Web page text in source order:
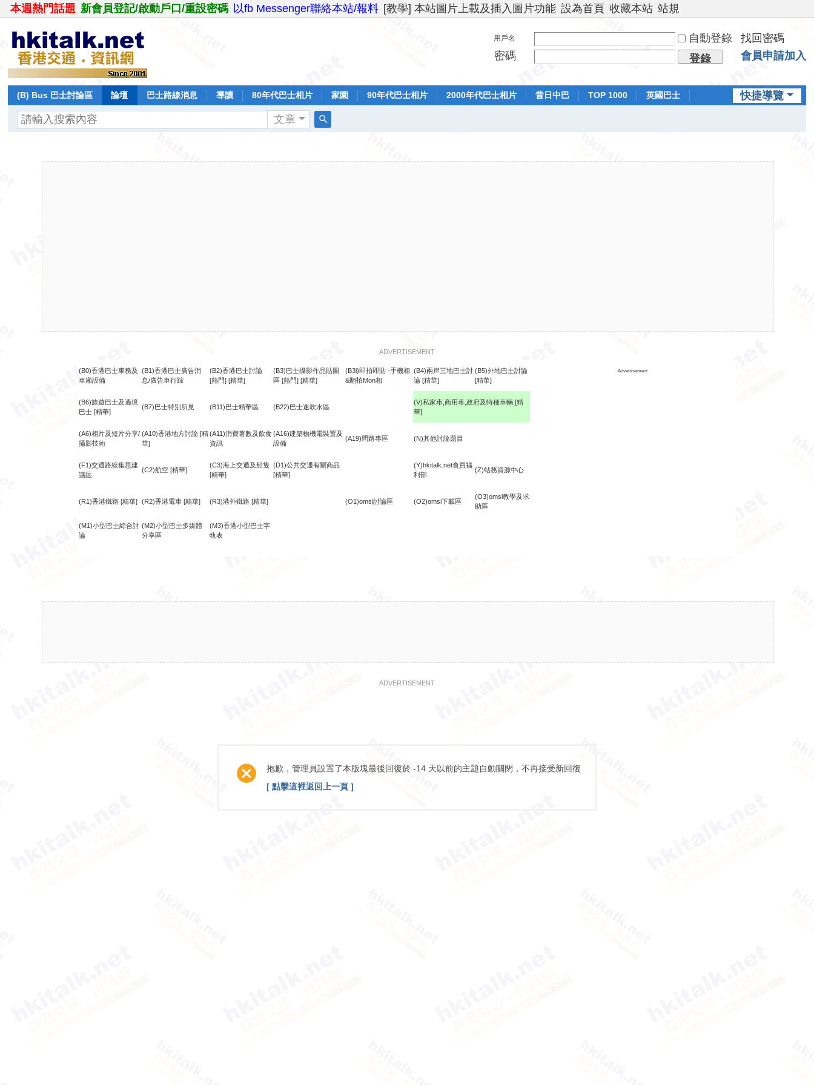
本週熱門話題 新會員登記/啟動戶口/重設密碼 以fb Messenger聯絡本站/報料 [教學] 本站圖片上載及插入圖片功能 設為首頁 收藏本站 站規
用戶名 自動登錄
找回密碼
密碼
登錄 會員申請加入
快捷導覽
(B) Bus 巴士討論區 論壇 巴士路線消息 導讀 80年代巴士相片 家園 90年代巴士相片 2000年代巴士相片 昔日中巴 TOP 1000
英國巴士
文章
ADVERTISEMENT
(B0)香港巴士車務及
車廂設備
(B1)香港巴士廣告消
息/廣告車行踪
(B2)香港巴士討論
[熱門] [精華]
(B3)巴士攝影作品貼圖
區 [熱門] [精華]
(B3i)即拍即貼 -手機相
&翻拍Mon相
(B4)兩岸三地巴士討
論 [精華]
(B5)外地巴士討論
[精華]
Advertisement
(B6)旅遊巴士及過境
巴士 [精華]
(B7)巴士特別所見 (B11)巴士精華區 (B22)巴士迷吹水區
(V)私家車,商用車,政府及特種車輛 [精
華]
(A6)相片及短片分享/
攝影技術
(A10)香港地方討論 [精
華]
(A11)消費著數及飲食
資訊
(A16)建築物機電裝置及
設備
(A19)問路專區 (N)其他討論題目
(F1)交通路線集思建
議區
(C2)航空 [精華]
(C3)海上交通及船隻
[精華]
(D1)公共交通有關商品
[精華]
(Y)hkitalk.net會員福
利部
(Z)站務資源中心
(R1)香港鐵路 [精華] (R2)香港電車 [精華] (R3)港外鐵路 [精華] (O1)omsi討論區 (O2)omsi下載區
(O3)omsi教學及求
助區
(M1)小型巴士綜合討
論
(M2)小型巴士多媒體
分享區
(M3)香港小型巴士字
軌表
ADVERTISEMENT
抱歉，管理員設置了本版塊最後回復於 -14 天以前的主題自動關閉，不再接受新回復
[ 點擊這裡返回上一頁 ]